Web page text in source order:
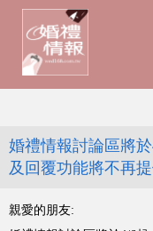
婚禮情報討論區將
及回覆功能將不再
親愛的朋友: